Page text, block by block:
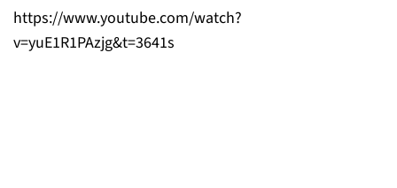
https://www.youtube.com/watch?
v=yuE1R1PAzjg&t=3641s